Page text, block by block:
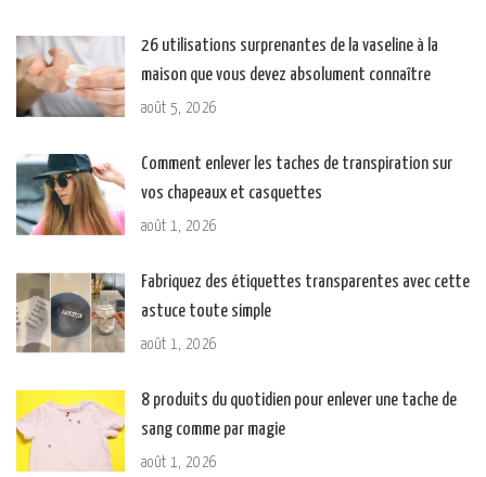
26 utilisations surprenantes de la vaseline à la
maison que vous devez absolument connaître
août 5, 2026
Comment enlever les taches de transpiration sur
vos chapeaux et casquettes
août 1, 2026
Fabriquez des étiquettes transparentes avec cette
astuce toute simple
août 1, 2026
8 produits du quotidien pour enlever une tache de
sang comme par magie
août 1, 2026